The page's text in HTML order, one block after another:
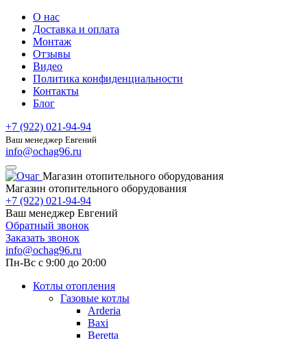
О нас
Доставка и оплата
Монтаж
Отзывы
Видео
Политика конфиденциальности
Контакты
Блог
+7 (922) 021-94-94
Ваш менеджер Евгений
info@ochag96.ru
Магазин отопительного оборудования
Магазин отопительного оборудования
+7 (922) 021-94-94
Ваш менеджер Евгений
Обратный звонок
Заказать звонок
info@ochag96.ru
Пн-Вс с 9:00 до 20:00
Котлы отопления
Газовые котлы
Arderia
Baxi
Beretta